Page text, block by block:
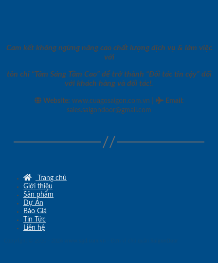
Cam kết không ngừng nâng cao chất lượng dịch vụ & làm việc
với
tôn chỉ “Tâm Sáng Tầm Cao” để trở thành “Đối tác tin cậy” đối
với khách hàng và đối tác!.
Website: www.cuagosaigon.com.vn Email :
sales.saigondoor@gmail.com
Trang chủ
Giới thiệu
Sản phẩm
Dự Án
Báo Giá
Tin Tức
Liên hệ